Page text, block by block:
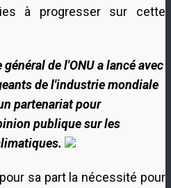
à progresser sur cette
général de l'ONU a lancé avec
de l'industrie mondiale
partenariat pour
publique sur les
sa part la nécessité pour